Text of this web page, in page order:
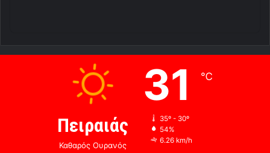
Πειραιάς
Καθαρός Ουρανός
31 ℃
35º - 30º
54%
6.26 km/h